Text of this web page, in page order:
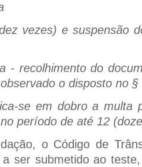
vezes) e suspensão
- recolhimento do
o disposto no §
se em dobro a multa
período de até 12
o Código de
ser submetido ao